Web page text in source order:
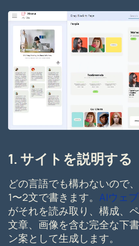
1. サイトを説明する
どの言語でも構わないので
1〜2文で書きます。 AIウェ
がそれを読み取り、構成、
文章、画像を含む完全な下
ン案として生成します。